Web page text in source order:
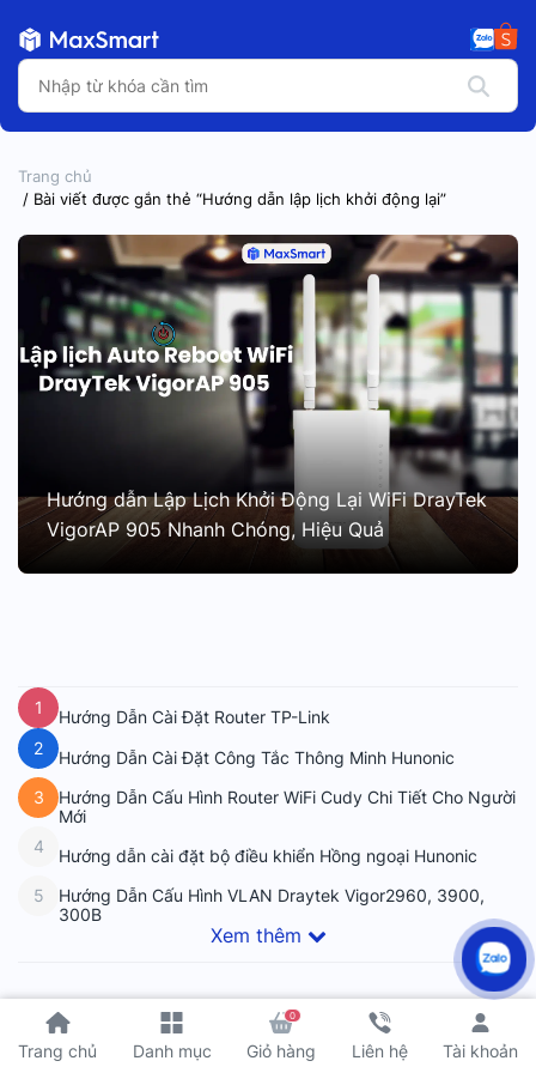
Trang chủ Danh mục
0
Giỏ hàng Liên hệ Tài khoản
Trang chủ
/ Bài viết được gắn thẻ “Hướng dẫn lập lịch khởi động lại”
Hướng dẫn Lập Lịch Khởi Động Lại WiFi DrayTek
VigorAP 905 Nhanh Chóng, Hiệu Quả
1
Hướng Dẫn Cài Đặt Router TP-Link
2
Hướng Dẫn Cài Đặt Công Tắc Thông Minh Hunonic
3
Hướng Dẫn Cấu Hình Router WiFi Cudy Chi Tiết Cho Người
Mới
4
Hướng dẫn cài đặt bộ điều khiển Hồng ngoại Hunonic
5
Hướng Dẫn Cấu Hình VLAN Draytek Vigor2960, 3900,
300B
Xem thêm